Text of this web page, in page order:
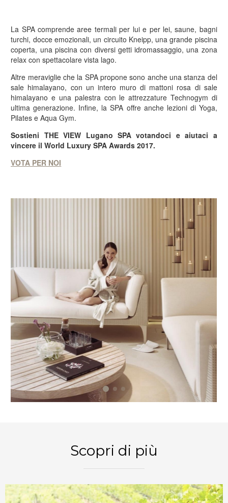
La SPA comprende aree termali per lui e per lei, saune, bagni
turchi, docce emozionali, un circuito Kneipp, una grande piscina
coperta, una piscina con diversi getti idromassaggio, una zona
relax con spettacolare vista lago.
Altre meraviglie che la SPA propone sono anche una stanza del
sale himalayano, con un intero muro di mattoni rosa di sale
himalayano e una palestra con le attrezzature Technogym di
ultima generazione. Infine, la SPA offre anche lezioni di Yoga,
Pilates e Aqua Gym.
Sostieni THE VIEW Lugano SPA votandoci e aiutaci a
vincere il World Luxury SPA Awards 2017.
VOTA PER NOI
Scopri di più